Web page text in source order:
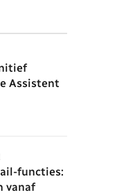
Assistent
functies:
vanaf